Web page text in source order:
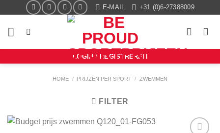
inhoud
E-MAIL +31 (0)6-27388009
LOGIN / REGISTREREN
HOME / PRIJZEN PER SPORT / ZWEMMEN
FILTER